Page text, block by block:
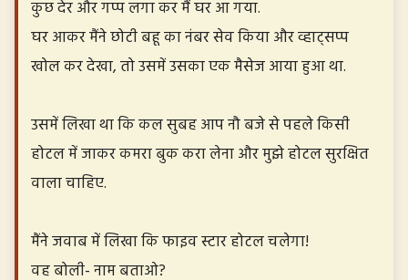
कुछ देर और गप्प लगा कर मैं घर आ गया.
घर आकर मैंने छोटी बहू का नंबर सेव किया और व्हाट्सप्प
खोल कर देखा, तो उसमें उसका एक मैसेज आया हुआ था.
उसमें लिखा था कि कल सुबह आप नौ बजे से पहले किसी
होटल में जाकर कमरा बुक करा लेना और मुझे होटल सुरक्षित
वाला चाहिए.
मैंने जवाब में लिखा कि फाइव स्टार होटल चलेगा!
वह बोली- नाम बताओ?